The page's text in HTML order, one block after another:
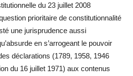
du 23 juillet 2008
prioritaire de constitutionnalité
une jurisprudence aussi
en s’arrogeant le pouvoir
déclarations (1789, 1958, 1946
du 16 juillet 1971) aux contenus